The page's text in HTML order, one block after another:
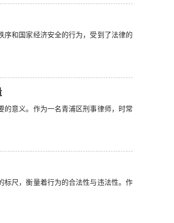
序和国家经济安全的行为，受到了法律的
的意义。作为一名青浦区刑事律师，时常
标尺，衡量着行为的合法性与违法性。作